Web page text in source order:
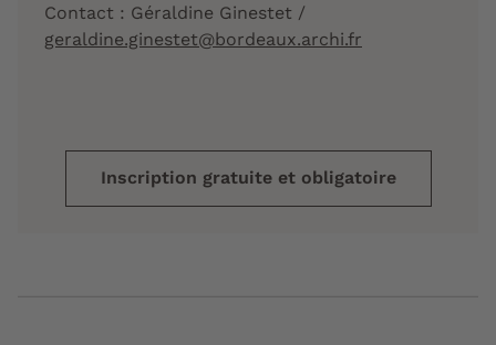
Contact : Géraldine Ginestet /
geraldine.ginestet@bordeaux.archi.fr
Inscription gratuite et obligatoire